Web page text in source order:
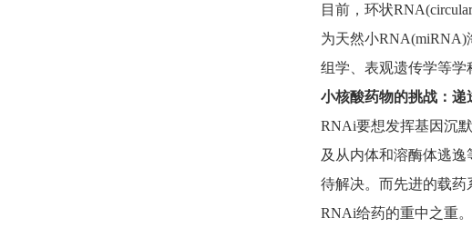
目前，环状
为天然小
组学、表观遗传学等学
小核酸药物的挑战：递
RNAi要想发挥基因沉
及从内体和溶酶体逃
待解决。而先进的载
RNAi给药的重中之重。